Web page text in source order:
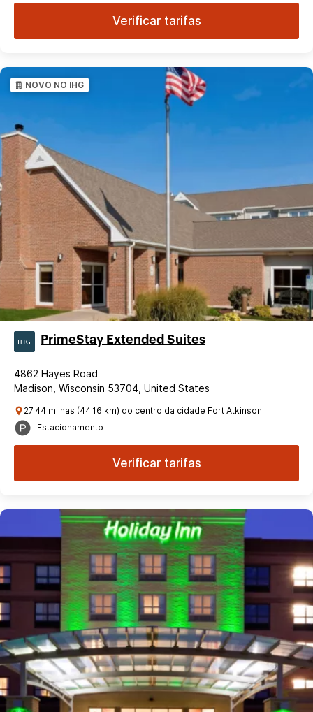
Verificar tarifas
NOVO NO IHG
PrimeStay Extended Suites
4862 Hayes Road
Madison, Wisconsin 53704, United States
27.44 milhas (44.16 km) do centro da cidade Fort Atkinson
Estacionamento
Verificar tarifas